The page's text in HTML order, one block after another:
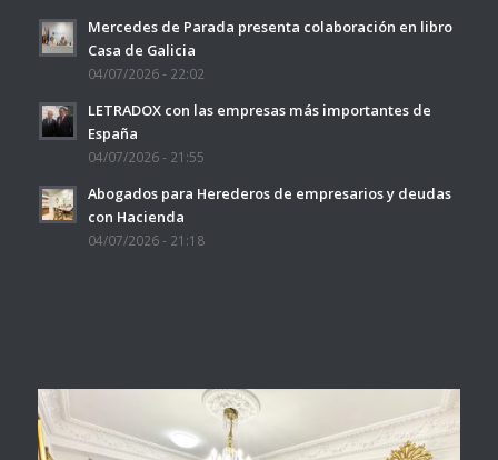
Mercedes de Parada presenta colaboración en libro
Casa de Galicia
04/07/2026 - 22:02
LETRADOX con las empresas más importantes de
España
04/07/2026 - 21:55
Abogados para Herederos de empresarios y deudas
con Hacienda
04/07/2026 - 21:18